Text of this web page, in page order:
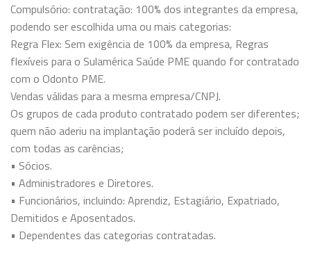
Compulsório: contratação: 100% dos integrantes da empresa,
podendo ser escolhida uma ou mais categorias:
Regra Flex: Sem exigência de 100% da empresa, Regras
flexíveis para o Sulamérica Saúde PME quando for contratado
com o Odonto PME.
Vendas válidas para a mesma empresa/CNPJ.
Os grupos de cada produto contratado podem ser diferentes;
quem não aderiu na implantação poderá ser incluído depois,
com todas as carências;
• Sócios.
• Administradores e Diretores.
• Funcionários, incluindo: Aprendiz, Estagiário, Expatriado,
Demitidos e Aposentados.
• Dependentes das categorias contratadas.